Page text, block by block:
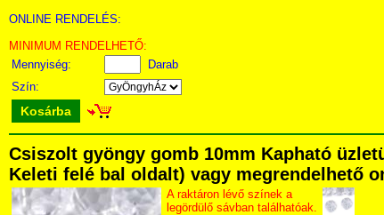
ONLINE RENDELÉS:
MINIMUM RENDELHETŐ:
Mennyiség:
Darab
Szín:
Kosárba
Csiszolt gyöngy gomb 10mm Kapható
Keleti felé bal oldalt) vagy megrendelhető
A raktáron lévő színek a
legördülő sávban találhatóak.